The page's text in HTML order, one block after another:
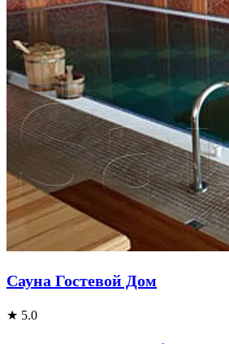
Сауна Гостевой Дом
★ 5.0